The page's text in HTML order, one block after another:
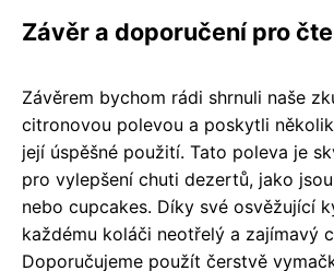
Závěr a doporučení pro
Závěrem bychom rádi shrnuli naše
citronovou polevou a poskytli
její úspěšné použití. Tato poleva je
pro vylepšení chuti dezertů, jako
nebo cupcakes. Díky své osvěžující
každému koláči neotřelý a zajímavý
Doporučujeme použít čerstvě